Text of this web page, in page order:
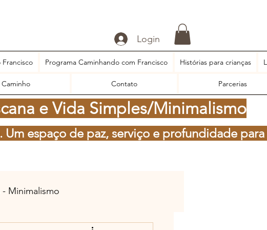
Login
Francisco Programa Caminhando com Francisco Histórias para crianças
Contato Parcerias
e Vida Simples/Minimalismo
espaço de paz, serviço e profundidade para
Minimalismo